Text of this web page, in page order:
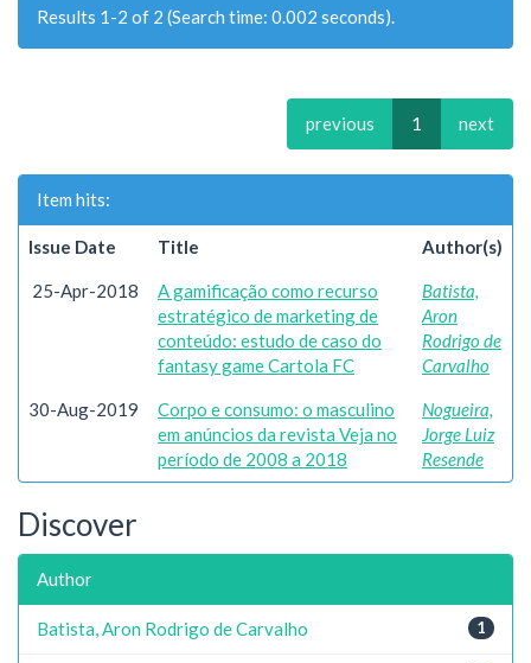
Results 1-2 of 2 (Search time: 0.002 seconds).
previous 1 next
Item hits:
Issue Date Title Author(s)
25-Apr-2018
A gamificação como recurso
estratégico de marketing de
conteúdo: estudo de caso do
fantasy game Cartola FC
Batista,
Aron
Rodrigo de
Carvalho
30-Aug-2019
Corpo e consumo: o masculino
em anúncios da revista Veja no
período de 2008 a 2018
Nogueira,
Jorge Luiz
Resende
Discover
Author
1
Batista, Aron Rodrigo de Carvalho